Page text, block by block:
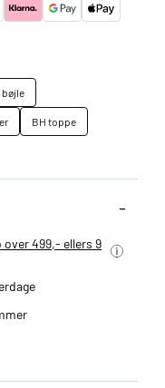
06
bøjle
BH toppe
499,- ellers 9